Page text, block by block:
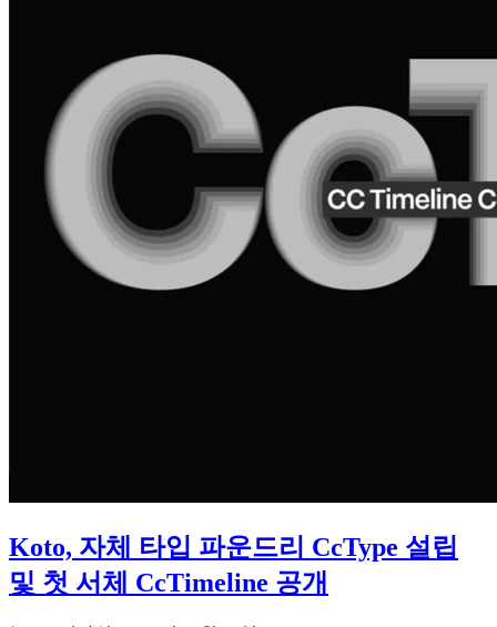
Koto, 자체 타입 파운드리 CcType 설립
및 첫 서체 CcTimeline 공개